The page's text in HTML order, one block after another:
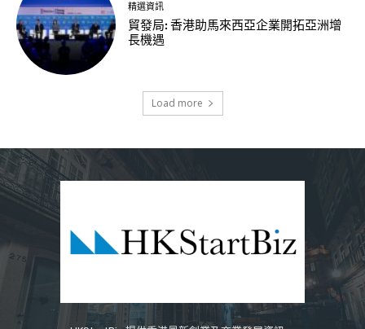
精選資訊
貿發局: 香港助馬來西亞企業開拓亞洲增
長機遇
Load more